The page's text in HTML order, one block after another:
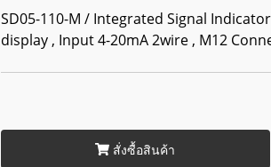
SD05-110-M / Integrated Signal
display , Input 4-20mA 2wire , M12
สั่งซื้อสินค้า